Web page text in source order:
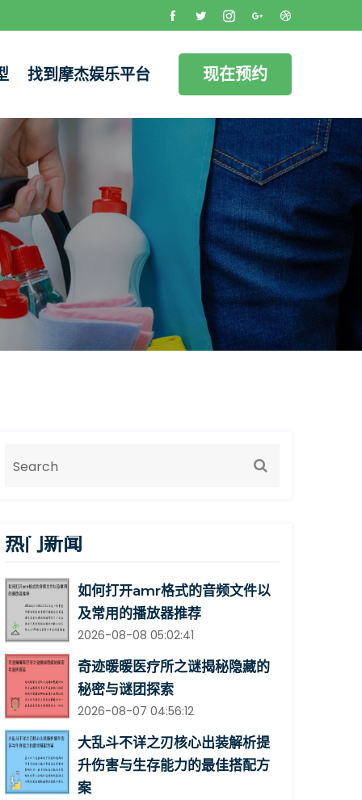
找到摩杰娱乐平台 现在预约
热门新闻
如何打开amr格式的音频文件以
及常用的播放器推荐
2026-08-08 05:02:41
奇迹暖暖医疗所之谜揭秘隐藏的
秘密与谜团探索
2026-08-07 04:56:12
大乱斗不详之刃核心出装解析提
升伤害与生存能力的最佳搭配方
案